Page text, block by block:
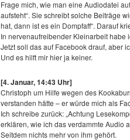
Frage mich, wie man eine Audiodatei
aufsteht“. Sie schreibt solche Beiträge
hat, dann ist es ein Dompfaff“. Darauf
In nervenaufreibender Kleinarbeit habe
Jetzt soll das auf Facebook drauf, aber
Und es hilft mir hier ja keiner.
[4. Januar, 14:43 Uhr]
Christoph um Hilfe wegen des
verstanden hätte – er würde mich als
Ich schreibe zurück: „Achtung
erklären, wie ich das verdammte Audio
Seitdem nichts mehr von ihm gehört.